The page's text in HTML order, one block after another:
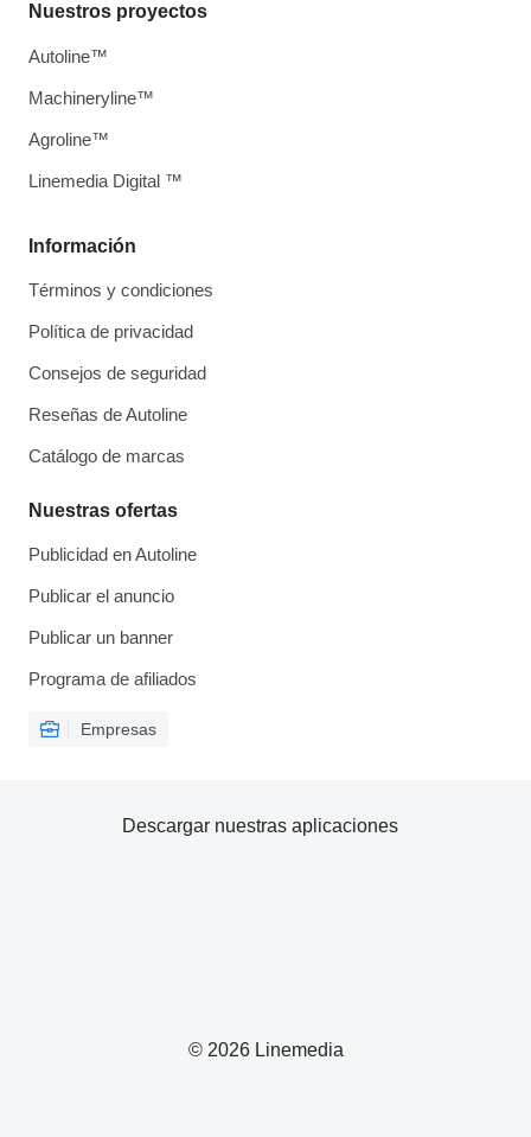
Información
Términos y condiciones
Política de privacidad
Consejos de seguridad
Reseñas de Autoline
Catálogo de marcas
Nuestras ofertas
Publicidad en Autoline
Publicar el anuncio
Publicar un banner
Programa de afiliados
Empresas
Nuestros proyectos
Autoline™
Machineryline™
Agroline™
Linemedia Digital ™
© 2026 Linemedia
Descargar nuestras aplicaciones